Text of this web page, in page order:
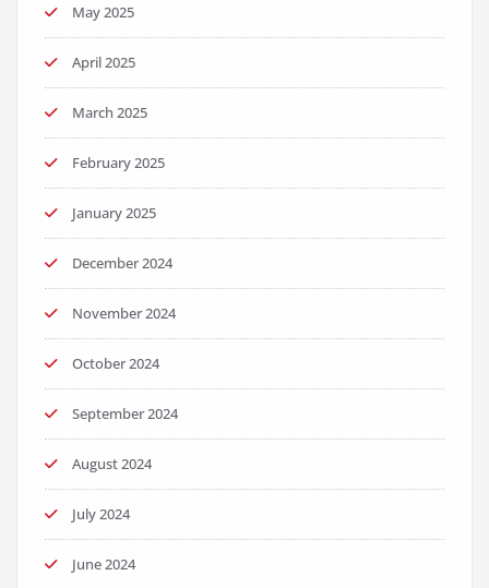
May 2025
April 2025
March 2025
February 2025
January 2025
December 2024
November 2024
October 2024
September 2024
August 2024
July 2024
June 2024